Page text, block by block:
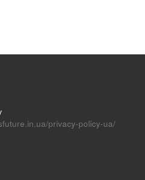
privacy-policy-ua/